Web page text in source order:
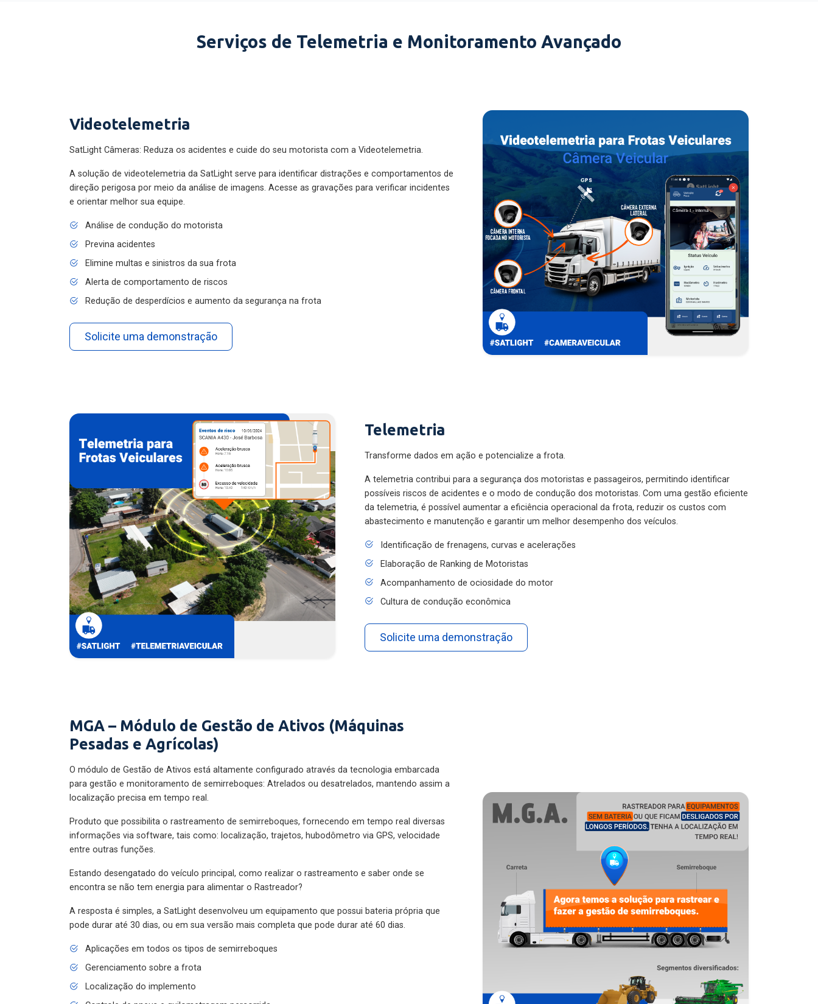
Serviços de Telemetria e Monitoramento Avançado
Videotelemetria
SatLight Câmeras: Reduza os acidentes e cuide do seu motorista com a Videotelemetria.
A solução de videotelemetria da SatLight serve para identificar distrações e comportamentos de
direção perigosa por meio da análise de imagens. Acesse as gravações para verificar incidentes
e orientar melhor sua equipe.
Análise de condução do motorista
Previna acidentes
Elimine multas e sinistros da sua frota
Alerta de comportamento de riscos
Redução de desperdícios e aumento da segurança na frota
Solicite uma demonstração
Telemetria
Transforme dados em ação e potencialize a frota.
A telemetria contribui para a segurança dos motoristas e passageiros, permitindo identificar
possíveis riscos de acidentes e o modo de condução dos motoristas. Com uma gestão eficiente
da telemetria, é possível aumentar a eficiência operacional da frota, reduzir os custos com
abastecimento e manutenção e garantir um melhor desempenho dos veículos.
Identificação de frenagens, curvas e acelerações
Elaboração de Ranking de Motoristas
Acompanhamento de ociosidade do motor
Cultura de condução econômica
Solicite uma demonstração
MGA – Módulo de Gestão de Ativos (Máquinas
Pesadas e Agrícolas)
O módulo de Gestão de Ativos está altamente configurado através da tecnologia embarcada
para gestão e monitoramento de semirreboques: Atrelados ou desatrelados, mantendo assim a
localização precisa em tempo real.
Produto que possibilita o rastreamento de semirreboques, fornecendo em tempo real diversas
informações via software, tais como: localização, trajetos, hubodômetro via GPS, velocidade
entre outras funções.
Estando desengatado do veículo principal, como realizar o rastreamento e saber onde se
encontra se não tem energia para alimentar o Rastreador?
A resposta é simples, a SatLight desenvolveu um equipamento que possui bateria própria que
pode durar até 30 dias, ou em sua versão mais completa que pode durar até 60 dias.
Aplicações em todos os tipos de semirreboques
Gerenciamento sobre a frota
Localização do implemento
Controle de pneus e quilometragem percorrida